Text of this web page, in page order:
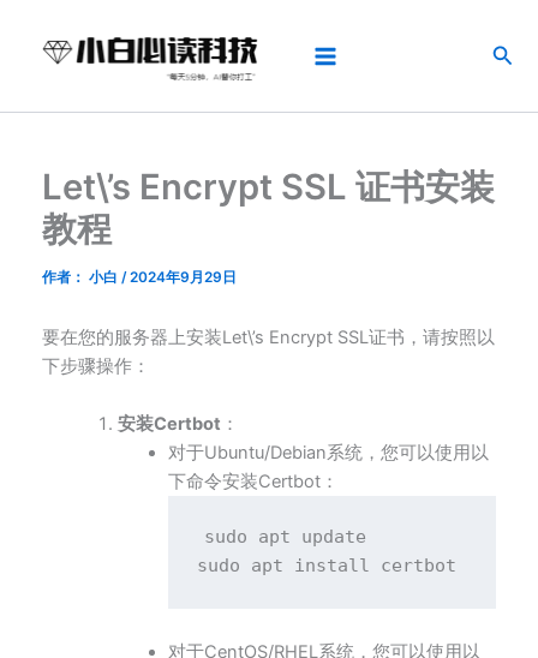
Menu
搜
Let\’s Encrypt SSL 证书安装
教程
作者： 小白 /2024年9月29日
要在您的服务器上安装Let\’s Encrypt SSL证书，请按照以
下步骤操作：
安装Certbot ：
对于Ubuntu/Debian系统，您可以使用以
下命令安装Certbot：
sudo apt update
对于CentOS/RHEL系统，您可以使用以